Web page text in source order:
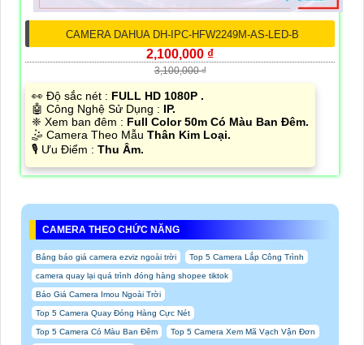
CAMERA DAHUA DH-IPC-HFW2249M-AS-LED-B
2,100,000 ₫
3,100,000 ₫
️👀 Độ sắc nét : FULL HD 1080P .
🤖️ Công Nghệ Sử Dụng : IP.
❈ Xem ban đêm : Full Color 50m Có Màu Ban Đêm.
🤹 Camera Theo Mẫu Thân Kim Loại.
️🎙 Ưu Điểm : Thu Âm.
CAMERA THEO CHỨC NĂNG
Bảng báo giá camera ezviz ngoài trời Top 5 Camera Lắp Công Trình
camera quay lại quá trình đóng hàng shopee tiktok
Báo Giá Camera Imou Ngoài Trời
Top 5 Camera Quay Đóng Hàng Cực Nét
Top 5 Camera Có Màu Ban Đêm Top 5 Camera Xem Mã Vạch Vận Đơn